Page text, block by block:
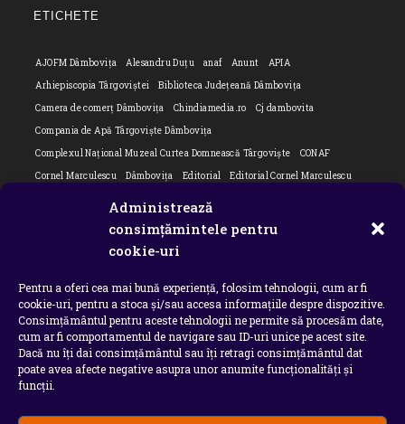
Administrează
consimțămintele pentru
cookie-uri
Pentru a oferi cea mai bună experiență, folosim tehnologii, cum ar fi
cookie-uri, pentru a stoca și/sau accesa informațiile despre dispozitive.
Consimțământul pentru aceste tehnologii ne permite să procesăm date,
cum ar fi comportamentul de navigare sau ID-uri unice pe acest site.
Dacă nu îți dai consimțământul sau îți retragi consimțământul dat
poate avea afecte negative asupra unor anumite funcționalități și
funcții.
ETICHETE
AJOFM Dâmbovița Alesandru Duțu anaf Anunt
APIA
Arhiepiscopia Târgoviștei
Biblioteca Județeană Dâmbovița
Camera de comerț Dâmbovița
Chindiamedia.ro
Cj dambovita
Compania de Apă Târgoviște Dâmbovița
Complexul Național Muzeal Curtea Domnească Târgoviște
CONAF
Cornel Marculescu
Dâmbovița Editorial
Editorial Cornel Marculescu
ipj dambovita
Isu dambovita Basarab I Dambovita
Ministerul Educației
ministerul sanatatii Nu-ți uita istoria
Oana Filip
Prefectura dambovita
Primaria Dragodana
Primaria Lucieni
primaria Răzvad
Primaria Ulmi primăria Târgoviște
PSD Dambovita
psiholog
Serial Situatia Covid 19 Dambovita
Situație Covid-19
Universitatea Valahia